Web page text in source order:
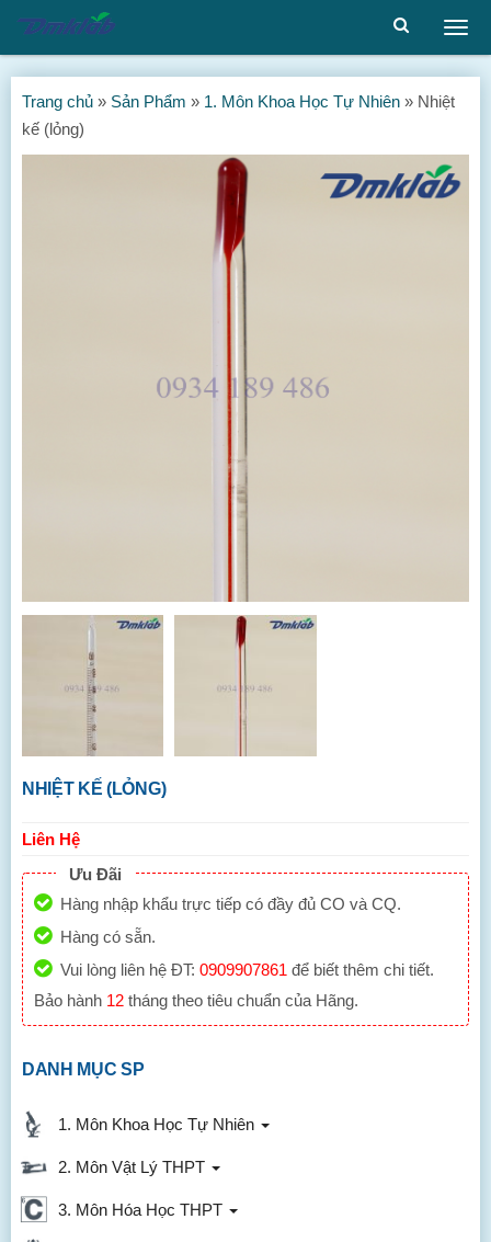
Trang chủ » Sản Phẩm » 1. Môn Khoa Học Tự Nhiên » Nhiệt
kế (lỏng)
NHIỆT KẾ (LỎNG)
Liên Hệ
Ưu Đãi
Hàng nhập khẩu trực tiếp có đầy đủ CO và CQ.
Hàng có sẵn.
Vui lòng liên hệ ĐT: 0909907861 để biết thêm chi tiết.
Bảo hành 12 tháng theo tiêu chuẩn của Hãng.
DANH MỤC SP
1. Môn Khoa Học Tự Nhiên
2. Môn Vật Lý THPT
3. Môn Hóa Học THPT